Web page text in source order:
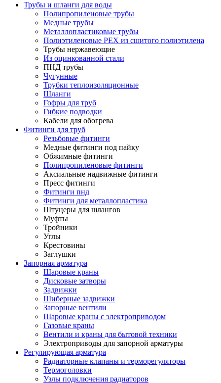
Трубы и шланги для воды
Полипропиленовые трубы
Медные трубы
Металлопластиковые трубы
Полиэтиленовые PEX из сшитого полиэтилена
Трубы нержавеющие
Из оцинкованной стали
ПНД трубы
Чугунные
Трубки теплоизоляционные
Шланги
Гофры для труб
Гибкие подводки
Кабели для обогрева
Фитинги для труб
Резьбовые фитинги
Медные фитинги под пайку
Обжимные фитинги
Полипропиленовые фитинги
Аксиальные надвижные фитинги
Пресс фитинги
Фитинги пнд
Фитинги для металлопластика
Штуцеры для шлангов
Муфты
Тройники
Углы
Крестовины
Заглушки
Запорная арматура
Шаровые краны
Дисковые затворы
Задвижки
Шиберные задвижки
Запорные вентили
Шаровые краны с электроприводом
Газовые краны
Вентили и краны для бытовой техники
Электроприводы для запорной арматуры
Регулирующая арматура
Радиаторные клапаны и терморегуляторы
Термоголовки
Узлы подключения радиаторов